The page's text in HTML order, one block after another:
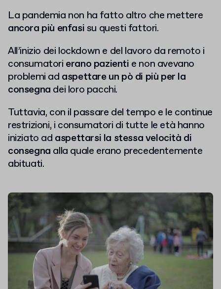
La pandemia non ha fatto altro che mettere
ancora più enfasisu questi fattori.
All’inizio dei lockdown e del lavoro da remoto i
consumatori erano pazienti e non avevano
problemi ad aspettare un pò di più per la
consegna dei loro pacchi.
Tuttavia, con il passare del tempo e le continue
restrizioni, i consumatori di tutte le età hanno
iniziato ad aspettarsi la stessa velocità di
consegna alla quale erano precedentemente
abituati.